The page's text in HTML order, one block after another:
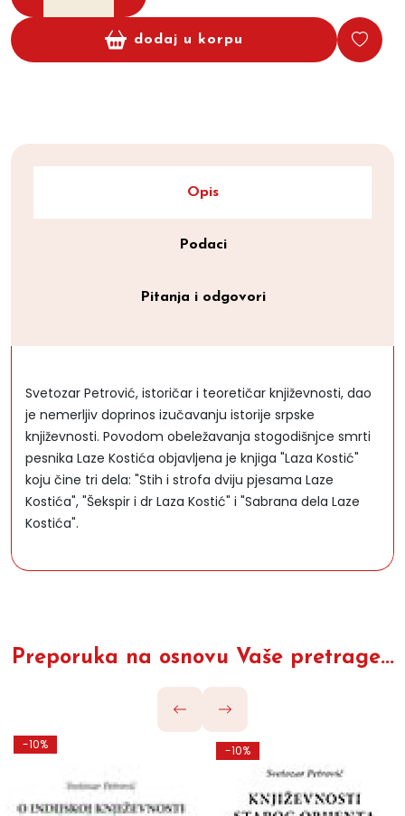
dodaj u korpu
Opis
Podaci
Pitanja i odgovori
Svetozar Petrović, istoričar i teoretičar književnosti, dao
je nemerljiv doprinos izučavanju istorije srpske
književnosti. Povodom obeležavanja stogodišnjce smrti
pesnika Laze Kostića objavljena je knjiga "Laza Kostić"
koju čine tri dela: "Stih i strofa dviju pjesama Laze
Kostića", "Šekspir i dr Laza Kostić" i "Sabrana dela Laze
Kostića".
Preporuka na osnovu Vaše pretrage...
-10% -10%